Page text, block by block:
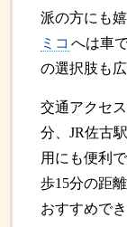
派の方にも
ミコ へは車
の選択肢も広
交通アクセ
分、JR佐古
用にも便利で
歩15分の距
おすすめで